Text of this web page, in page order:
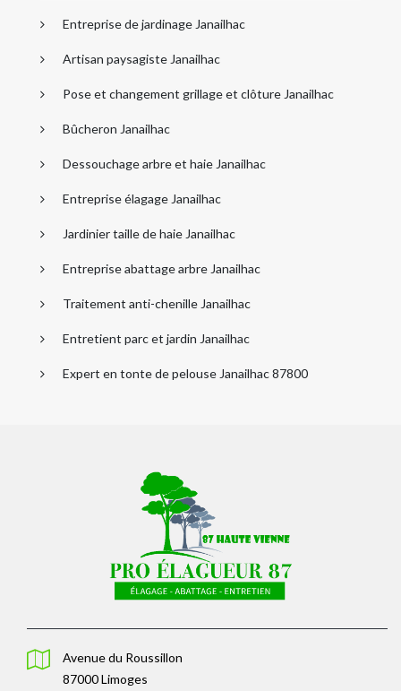
Entreprise de jardinage Janailhac
Artisan paysagiste Janailhac
Pose et changement grillage et clôture Janailhac
Bûcheron Janailhac
Dessouchage arbre et haie Janailhac
Entreprise élagage Janailhac
Jardinier taille de haie Janailhac
Entreprise abattage arbre Janailhac
Traitement anti-chenille Janailhac
Entretient parc et jardin Janailhac
Expert en tonte de pelouse Janailhac 87800
Avenue du Roussillon
87000 Limoges